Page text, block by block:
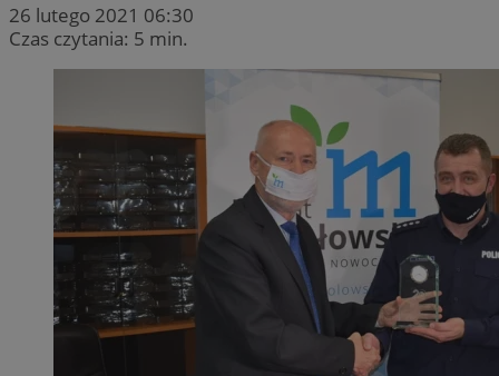
26 lutego 2021 06:30
Czas czytania: 5 min.